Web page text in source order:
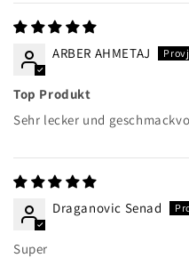
ARBER AHMETAJ
Top Produkt
Sehr lecker und
Draganovic Senad
Super